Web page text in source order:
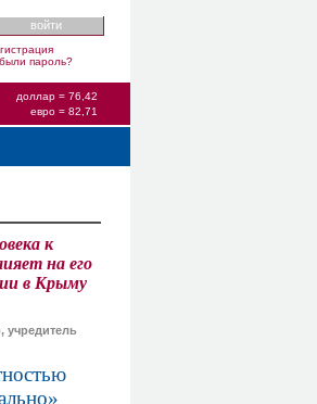
пароль?
доллар = 76,42
евро = 82,71
к
на его
в Крыму
учредитель